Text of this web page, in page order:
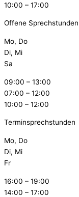
10:00 – 17:00
Offene Sprechstunden
Mo, Do
Di, Mi
Sa
09:00 – 13:00
07:00 – 12:00
10:00 – 12:00
Terminsprechstunden
Mo, Do
Di, Mi
Fr
16:00 – 19:00
14:00 – 17:00